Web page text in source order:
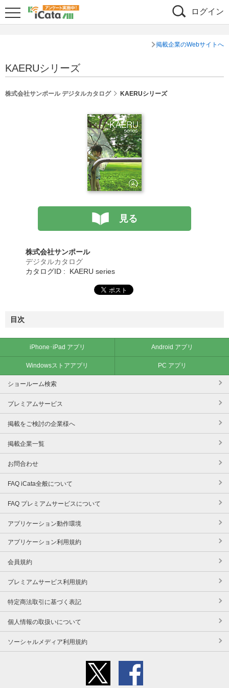
ログイン
掲載企業のWebサイトへ
KAERUシリーズ
株式会社サンポール デジタルカタログ KAERUシリーズ
見る
株式会社サンポール
デジタルカタログ
カタログID : KAERU series
目次
iPhone･iPad アプリ Android アプリ
Windowsストアアプリ PC アプリ
ショールーム検索
プレミアムサービス
掲載をご検討の企業様へ
掲載企業一覧
お問合わせ
FAQ iCata全般について
FAQ プレミアムサービスについて
アプリケーション動作環境
アプリケーション利用規約
会員規約
プレミアムサービス利用規約
特定商法取引に基づく表記
個人情報の取扱いについて
ソーシャルメディア利用規約